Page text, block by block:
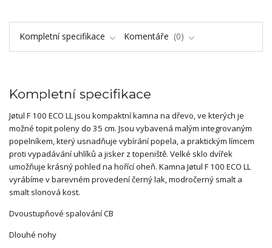
Kompletní specifikace Komentáře 0
Kompletní specifikace
Jøtul F 100 ECO LL jsou kompaktní kamna na dřevo, ve kterých je
možné topit poleny do 35 cm. Jsou vybavená malým integrovaným
popelníkem, který usnadňuje vybírání popela, a praktickým límcem
proti vypadávání uhlíků a jisker z topeniště. Velké sklo dvířek
umožňuje krásný pohled na hořící oheň. Kamna Jøtul F 100 ECO LL
vyrábíme v barevném provedení černý lak, modročerný smalt a
smalt slonová kost.
Dvoustupňové spalování CB
Dlouhé nohy